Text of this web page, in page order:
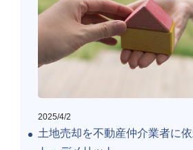
2025/4/2
土地売却を不動産仲介業者に